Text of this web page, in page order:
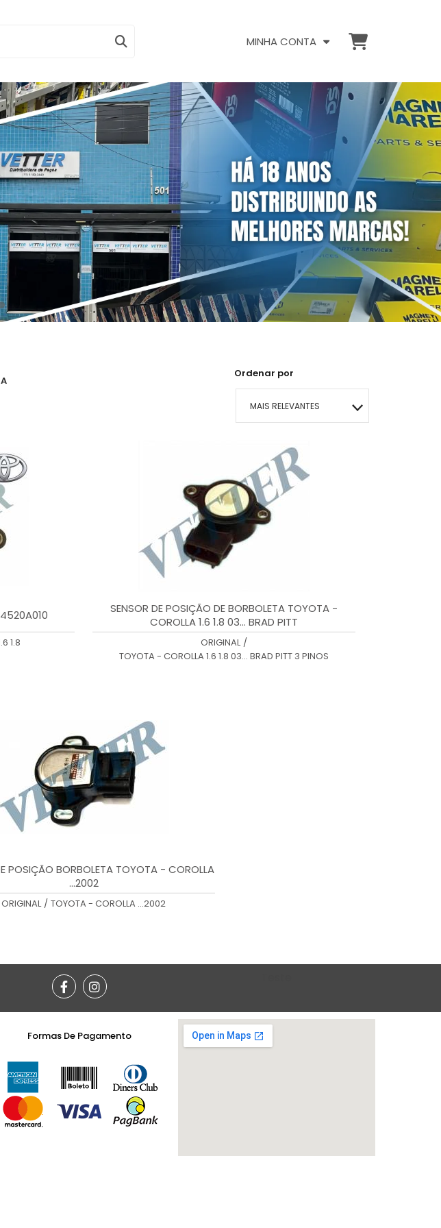
MINHA CONTA
Ordenar por
MAIS RELEVANTES
MENOR PREÇO
MAIOR PREÇO
1.8
SENSOR DE POSIÇÃO DE BORBOLETA TOYOTA -
COROLLA 1.6 1.8 03... BRAD PITT
ORIGINAL /
TOYOTA - COROLLA 1.6 1.8 03... BRAD PITT 3 PINOS
POSIÇÃO BORBOLETA TOYOTA - COROLLA
...2002
ORIGINAL / TOYOTA - COROLLA ...2002
Formas De Pagamento